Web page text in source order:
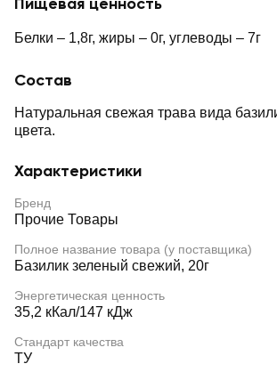
Белки – 1,8г, жиры – 0г, углеводы – 7г
Состав
Натуральная свежая трава вида
цвета.
Характеристики
Бренд
Прочие Товары
Полное название товара (у поставщика)
Базилик зеленый свежий, 20г
Энергетическая ценность
35,2 кКал/147 кДж
Стандарт качества
ТУ